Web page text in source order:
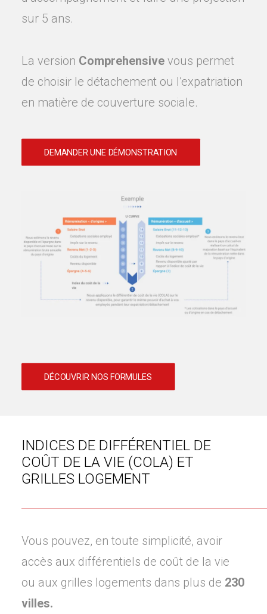
sur 5 ans.
La version Comprehensive vous permet
de choisir le détachement ou l’expatriation
en matière de couverture sociale.
DEMANDER UNE DÉMONSTRATION
DÉCOUVRIR NOS FORMULES
INDICES DE DIFFÉRENTIEL DE
COÛT DE LA VIE (COLA) ET
GRILLES LOGEMENT
Vous pouvez, en toute simplicité, avoir
accès aux différentiels de coût de la vie
ou aux grilles logements dans plus de 230
villes.